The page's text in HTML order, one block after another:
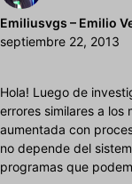
Emiliusvgs – Emilio
septiembre 22, 2013
Hola! Luego de
errores similares a los
aumentada con
no depende del
programas que